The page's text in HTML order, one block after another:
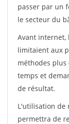
passer par un
le secteur du
Avant internet,
limitaient aux
méthodes
temps et
de résultat.
L'utilisation de
permettra de